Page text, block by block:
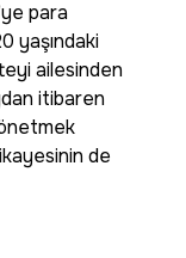
para
yaşındaki
ailesinden
itibaren
de